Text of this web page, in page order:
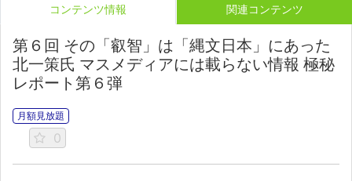
コンテンツ情報 関連コンテンツ
第６回 その「叡智」は「縄文日本」にあった
北一策氏 マスメディアには載らない情報 極秘
レポート第６弾
月額見放題
0